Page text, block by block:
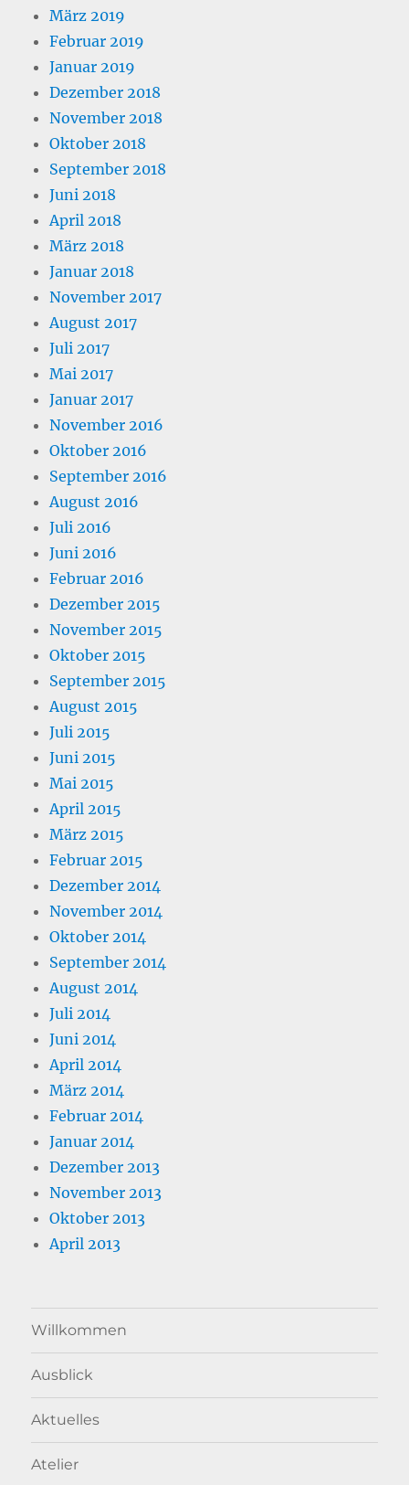
März 2019
Februar 2019
Januar 2019
Dezember 2018
November 2018
Oktober 2018
September 2018
Juni 2018
April 2018
März 2018
Januar 2018
November 2017
August 2017
Juli 2017
Mai 2017
Januar 2017
November 2016
Oktober 2016
September 2016
August 2016
Juli 2016
Juni 2016
Februar 2016
Dezember 2015
November 2015
Oktober 2015
September 2015
August 2015
Juli 2015
Juni 2015
Mai 2015
April 2015
März 2015
Februar 2015
Dezember 2014
November 2014
Oktober 2014
September 2014
August 2014
Juli 2014
Juni 2014
April 2014
März 2014
Februar 2014
Januar 2014
Dezember 2013
November 2013
Oktober 2013
April 2013
Willkommen
Ausblick
Aktuelles
Atelier